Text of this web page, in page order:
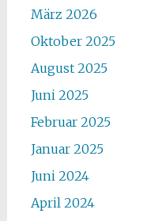
März 2026
Oktober 2025
August 2025
Juni 2025
Februar 2025
Januar 2025
Juni 2024
April 2024